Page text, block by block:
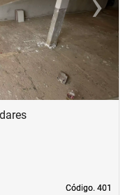
Next
Código. 401
Código. 401